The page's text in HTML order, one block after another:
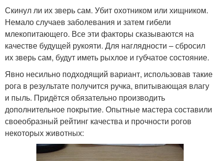
Скинул ли их зверь сам. Убит охотником или хищником.
Немало случаев заболевания и затем гибели
млекопитающего. Все эти факторы сказываются на
качестве будущей рукояти. Для наглядности – сбросил
их зверь сам, будут иметь рыхлое и губчатое состояние.
Явно несильно подходящий вариант, использовав такие
рога в результате получится ручка, впитывающая влагу
и пыль. Придётся обязательно производить
дополнительное покрытие. Опытные мастера составили
своеобразный рейтинг качества и прочности рогов
некоторых животных: